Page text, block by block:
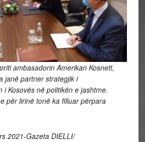
priti ambasadorin Amerikan Kosnett,
janë partner strategjik i
i Kosovës në politikën e jashtme.
për lirinë tonë ka filluar përpara
2021-Gazeta DIELLI/